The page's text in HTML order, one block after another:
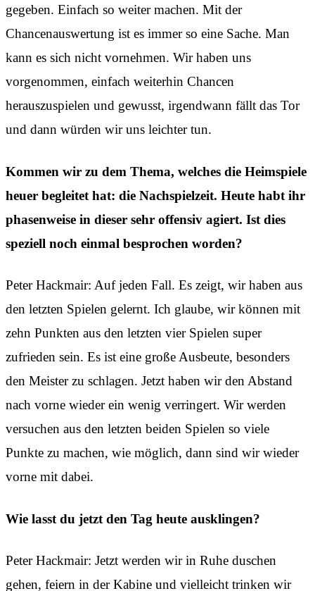
gegeben. Einfach so weiter machen. Mit der
Chancenauswertung ist es immer so eine Sache. Man
kann es sich nicht vornehmen. Wir haben uns
vorgenommen, einfach weiterhin Chancen
herauszuspielen und gewusst, irgendwann fällt das Tor
und dann würden wir uns leichter tun.
Kommen wir zu dem Thema, welches die Heimspiele
heuer begleitet hat: die Nachspielzeit. Heute habt ihr
phasenweise in dieser sehr offensiv agiert. Ist dies
speziell noch einmal besprochen worden?
Peter Hackmair: Auf jeden Fall. Es zeigt, wir haben aus
den letzten Spielen gelernt. Ich glaube, wir können mit
zehn Punkten aus den letzten vier Spielen super
zufrieden sein. Es ist eine große Ausbeute, besonders
den Meister zu schlagen. Jetzt haben wir den Abstand
nach vorne wieder ein wenig verringert. Wir werden
versuchen aus den letzten beiden Spielen so viele
Punkte zu machen, wie möglich, dann sind wir wieder
vorne mit dabei.
Wie lasst du jetzt den Tag heute ausklingen?
Peter Hackmair: Jetzt werden wir in Ruhe duschen
gehen, feiern in der Kabine und vielleicht trinken wir